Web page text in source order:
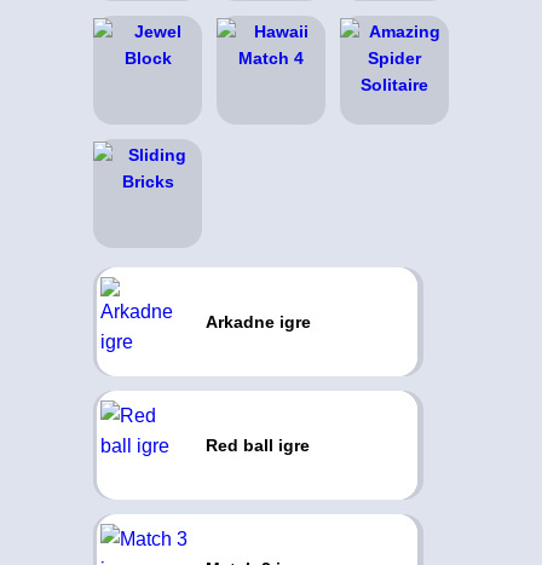
Arkadne igre
Red ball igre